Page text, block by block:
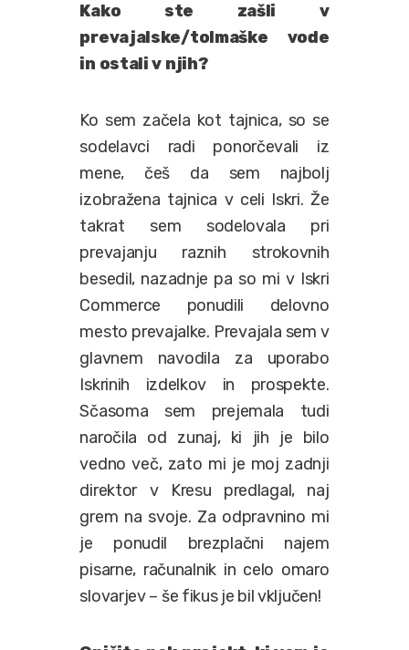
Kako ste zašli v
prevajalske/tolmaške vode
in ostali v njih?
Ko sem začela kot tajnica, so se
sodelavci radi ponorčevali iz
mene, češ da sem najbolj
izobražena tajnica v celi Iskri. Že
takrat sem sodelovala pri
prevajanju raznih strokovnih
besedil, nazadnje pa so mi v Iskri
Commerce ponudili delovno
mesto prevajalke. Prevajala sem v
glavnem navodila za uporabo
Iskrinih izdelkov in prospekte.
Sčasoma sem prejemala tudi
naročila od zunaj, ki jih je bilo
vedno več, zato mi je moj zadnji
direktor v Kresu predlagal, naj
grem na svoje. Za odpravnino mi
je ponudil brezplačni najem
pisarne, računalnik in celo omaro
slovarjev – še fikus je bil vključen!